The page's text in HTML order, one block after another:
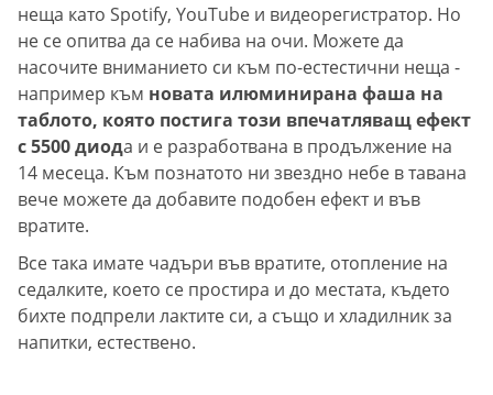
неща като Spotify, YouTube и видеорегистратор. Но
не се опитва да се набива на очи. Можете да
насочите вниманието си към по-естестични неща -
например към новата илюминирана фаша на
таблото, която постига този впечатляващ ефект
с 5500 диода и е разработвана в продължение на
14 месеца. Към познатото ни звездно небе в тавана
вече можете да добавите подобен ефект и във
вратите.
Все така имате чадъри във вратите, отопление на
седалките, което се простира и до местата, където
бихте подпрели лактите си, а също и хладилник за
напитки, естествено.